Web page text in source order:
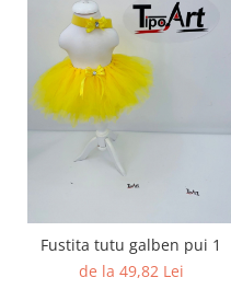
Fustita tutu galben pui 1
de la 49,82 Lei